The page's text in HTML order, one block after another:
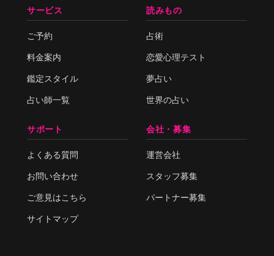
サービス
ご予約
料金案内
鑑定スタイル
占い師一覧
読みもの
占術
恋愛心理テスト
夢占い
世界の占い
サポート
よくある質問
お問い合わせ
ご意見はこちら
サイトマップ
会社・募集
運営会社
スタッフ募集
パートナー募集